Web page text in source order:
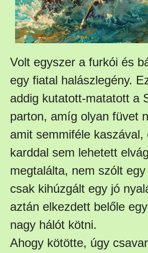
Volt egyszer a furkói és
egy fiatal halászlegény.
addig kutatott-matatott a
parton, amíg olyan füvet
amit semmiféle kaszával,
karddal sem lehetett
megtalálta, nem szólt
csak kihúzgált egy jó
aztán elkezdett belőle
nagy hálót kötni.
Ahogy kötötte, úgy